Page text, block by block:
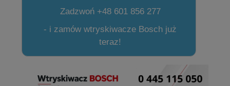
Zadzwoń +48 601 856 277
- i zamów wtryskiwacze Bosch już
teraz!